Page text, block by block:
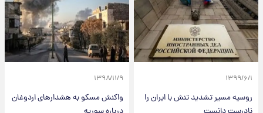
۱۳۹۹/۶/۱
روسیه مسیر تشدید تنش با ایران را
۱۳۹۸/۱۱/۹
واکنش مسکو به هشدارهای اردوغان